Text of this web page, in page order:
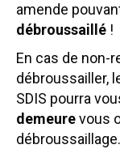
amende
débroussaillé !
En cas de non-
débroussailler,
SDIS pourra
demeurevous